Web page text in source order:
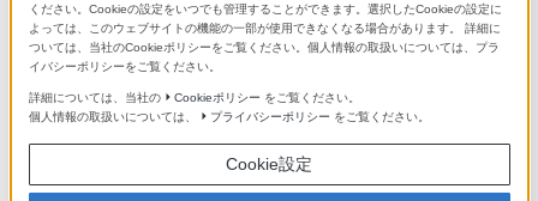
「できたらいいな」も
「安心」も
ください。Cookieの設定をいつでも管理することができます。選択したCookieの設定に
よっては、このウェブサイトの機能の一部が使用できなくなる場合があります。 詳細に
ついては、当社のCookieポリシーをご覧ください。個人情報の取扱いについては、プラ
イバシーポリシーをご覧ください。
詳細については、当社の Cookieポリシー をご覧ください。
個人情報の取扱いについては、
プライバシーポリシー をご覧ください。
Cookie設定